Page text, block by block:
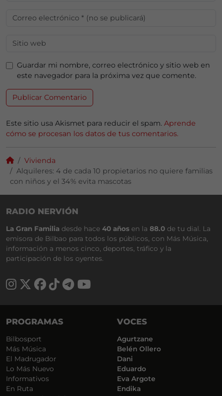
Guardar mi nombre, correo electrónico y sitio web en
este navegador para la próxima vez que comente.
Este sitio usa Akismet para reducir el spam. Aprende
cómo se procesan los datos de tus comentarios.
Vivienda
Alquileres: 4 de cada 10 propietarios no quiere familias
con niños y el 34% evita mascotas
RADIO NERVIÓN
La Gran Familia desde hace 40 años en la 88.0 de tu dial. La
emisora de Bilbao para todos los públicos, con Más Música,
información a menos cinco, deportes, tráfico y la
participación de los oyentes.
PROGRAMAS
Bilbosport
Más Música
El Madrugador
Lo Más Nuevo
Informativos
En Ruta
VOCES
Agurtzane
Belén Ollero
Dani
Eduardo
Eva Argote
Endika